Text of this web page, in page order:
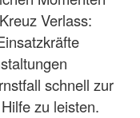
Verlass:
schnell zur
zu leisten.